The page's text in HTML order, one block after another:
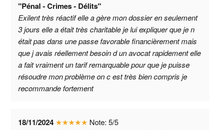
"Pénal - Crimes - Délits"
Exilent très réactif elle a gère mon dossier en seulement
3 jours elle a était très charitable je lui expliquer que je n
était pas dans une passe favorable financièrement mais
que j avais réellement besoin d un avocat rapidement elle
a fait vraiment un tarif remarquable pour que je puisse
résoudre mon problème on c est très bien compris je
recommande fortement
18/11/2024 ★★★★★ Note:5/5